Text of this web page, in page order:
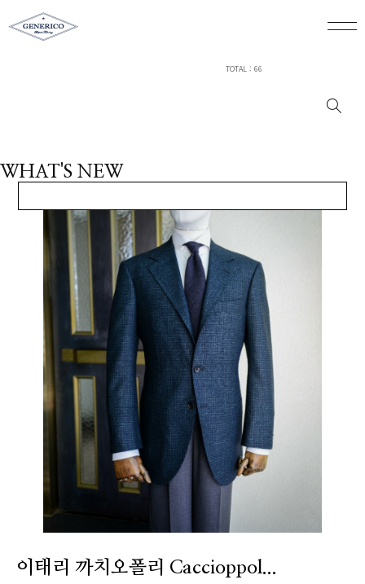
WHAT'S NEW
TOTAL : 66
이태리 까치오폴리 Caccioppol...